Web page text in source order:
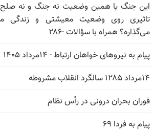
این جنگ یا همین وضعیت نه جنگ و نه
تاثیری روی وضعیت معیشتی و زندگی
می‌گذاره؟ همراه با سؤالات -۲۸۶
پیام به نیروهای خواهان ارتباط - ۱۴مرداد ۱۴۰۵
۱۴مرداد ۱۲۸۵ سالگرد انقلاب مشروطه
فوران بحران درونی در رأس نظام
پیام به فردا ۶۹